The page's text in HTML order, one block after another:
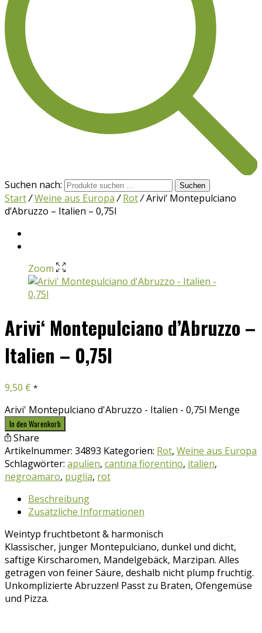
Suchen nach: Suchen
Start/Weine aus Europa / Rot/Arivi‘ Montepulciano
d’Abruzzo – Italien – 0,75l
Zoom
Arivi‘ Montepulciano d’Abruzzo –
Italien – 0,75l
9,50 € *
Arivi' Montepulciano d'Abruzzo - Italien - 0,75l Menge
In den Warenkorb
Share
Artikelnummer: 34893 Kategorien: Rot, Weine aus Europa
Schlagwörter: apulien, cantina fiorentino, italien,
negroamaro, puglia, rot
Beschreibung
Zusätzliche Informationen
Weintyp fruchtbetont & harmonisch
Klassischer, junger Montepulciano, dunkel und dicht,
saftige Kirscharomen, Mandelgebäck, Marzipan. Alles
getragen von feiner Säure, deshalb nicht plump fruchtig.
Unkomplizierte Abruzzen! Passt zu Braten, Ofengemüse
und Pizza.